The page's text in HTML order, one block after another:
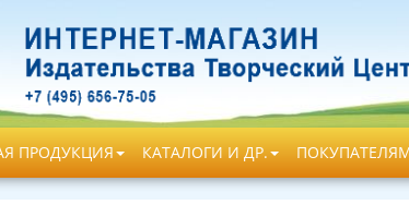
ПРОДУКЦИЯ КАТАЛОГИ И ДР.